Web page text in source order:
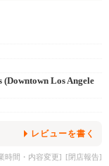
(Downtown Los Angele
レビューを書く
時間・内容変更] [閉店報告]